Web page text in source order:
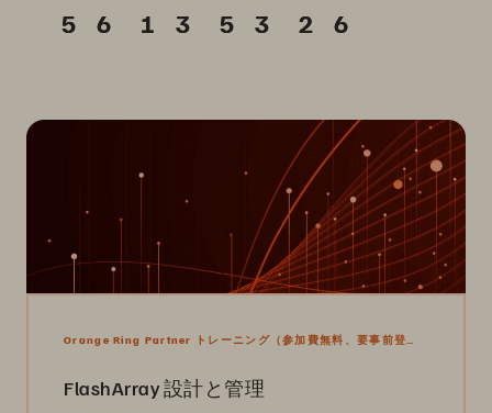
Orange Ring Partner トレーニング（参加費無料、要事前登
FlashArray 設計と管理